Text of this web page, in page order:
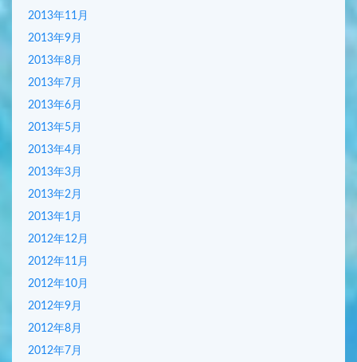
2013年11月
2013年9月
2013年8月
2013年7月
2013年6月
2013年5月
2013年4月
2013年3月
2013年2月
2013年1月
2012年12月
2012年11月
2012年10月
2012年9月
2012年8月
2012年7月